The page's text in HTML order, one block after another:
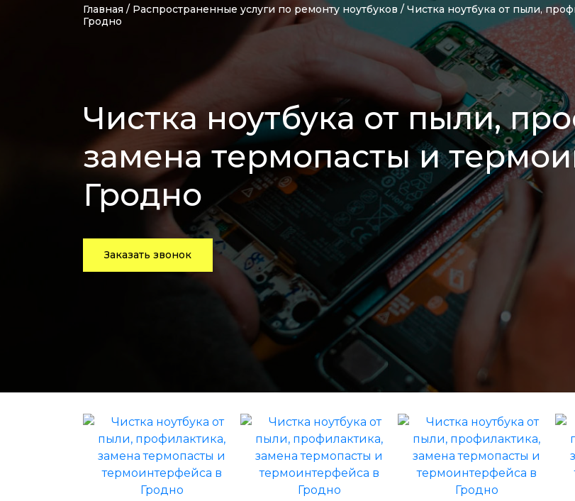
Главная / Распространенные услуги по ремонту ноутбуков / Чистка ноутбука от пыли,
Гродно
Чистка ноутбука от пыли,
замена термопасты и
Гродно
Заказать звонок